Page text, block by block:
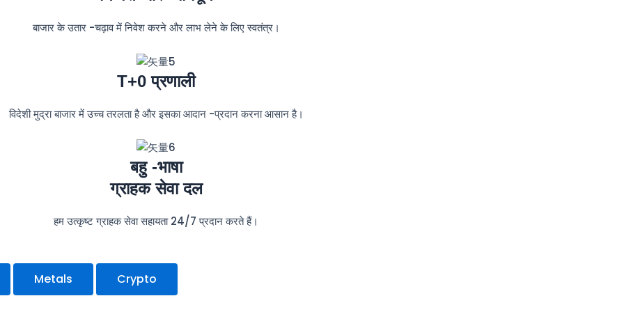
बाजार के उतार -चढ़ाव में निवेश करने और लाभ लेने के लिए स्वतंत्र।
T+0 प्रणाली
विदेशी मुद्रा बाजार में उच्च तरलता है और इसका आदान -प्रदान करना आसान है।
बहु -भाषा
ग्राहक सेवा दल
हम उत्कृष्ट ग्राहक सेवा सहायता 24/7 प्रदान करते हैं।
Metals Crypto